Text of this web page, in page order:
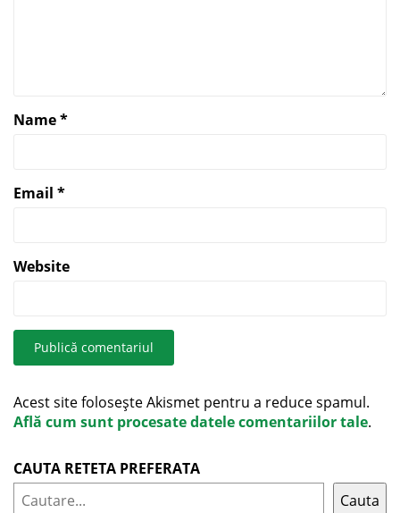
Name*
Email *
Website
Acest site folosește Akismet pentru a reduce spamul.
Află cum sunt procesate datele comentariilor tale.
CAUTA RETETA PREFERATA
Cauta